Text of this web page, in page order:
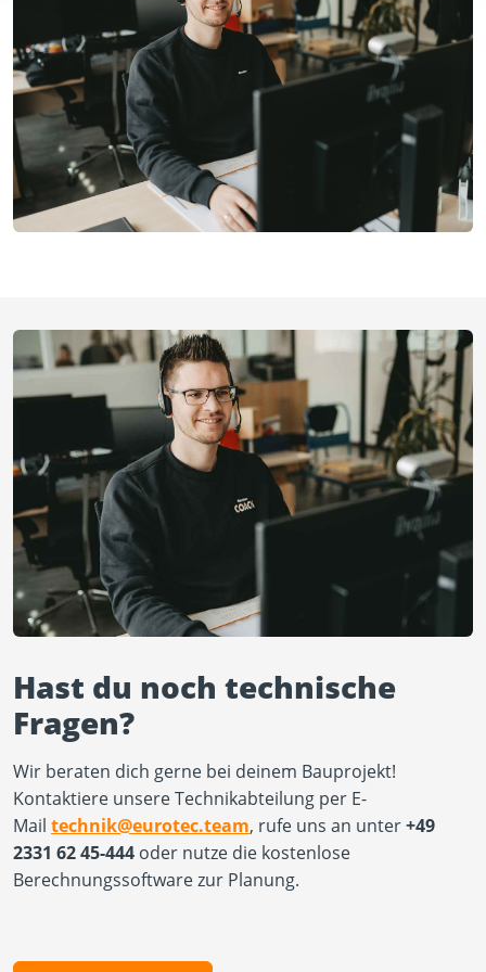
Hast du noch technische
Fragen?
Wir beraten dich gerne bei deinem Bauprojekt!
Kontaktiere unsere Technikabteilung per E-
Mail technik@eurotec.team, rufe uns an unter+49
2331 62 45-444 oder nutze die kostenlose
Berechnungssoftware zur Planung.